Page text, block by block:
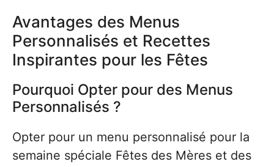
Avantages des Menus
Personnalisés et Recettes
Inspirantes pour les Fêtes
Pourquoi Opter pour des Menus
Personnalisés ?
Opter pour un menu personnalisé pour la
semaine spéciale Fêtes des Mères et des